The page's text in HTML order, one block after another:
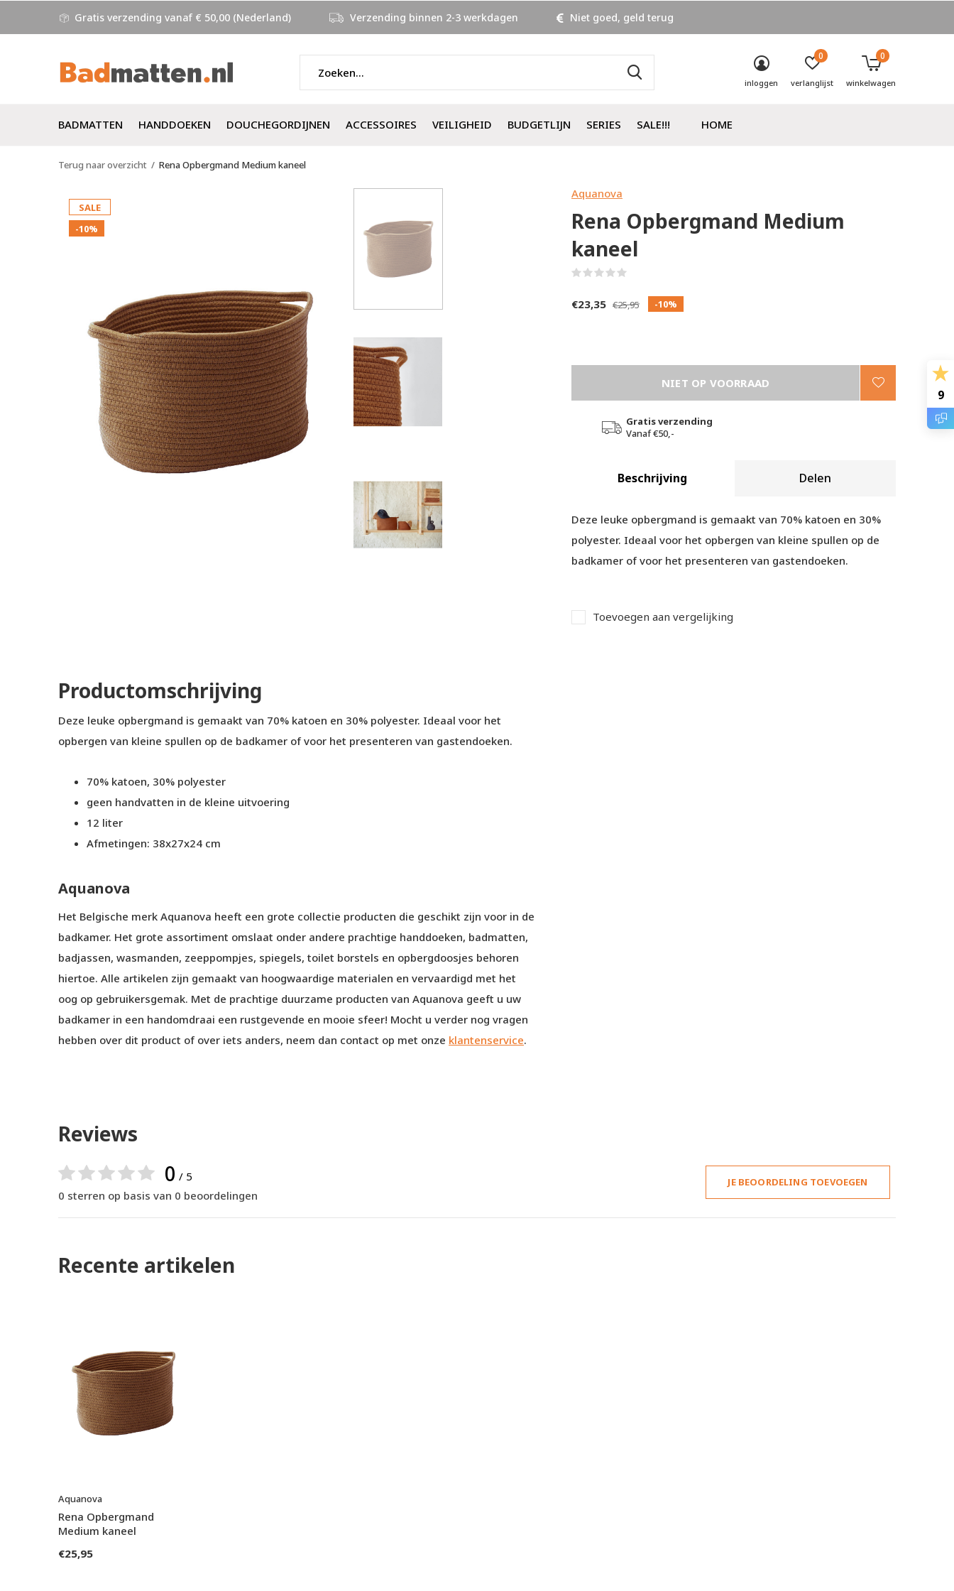
BADMATTEN HANDDOEKEN DOUCHEGORDIJNEN ACCESSOIRES VEILIGHEID BUDGETLIJN SERIES SALE!!! HOME
inloggen verlanglijst
0
winkelwagen
0
Gratis verzending vanaf € 50,00 (Nederland) Verzending binnen 2-3 werkdagen Niet goed, geld terug
Terug naar overzicht Rena Opbergmand Medium kaneel
SALE
-10%
Aquanova
Rena Opbergmand Medium
kaneel
€23,35 €25,95 -10%
NIET OP VOORRAAD
Gratis verzending
Vanaf €50,-
Beschrijving Delen
Deze leuke opbergmand is gemaakt van 70% katoen en 30%
polyester. Ideaal voor het opbergen van kleine spullen op de
badkamer of voor het presenteren van gastendoeken.
Toevoegen aan vergelijking
Productomschrijving
Deze leuke opbergmand is gemaakt van 70% katoen en 30% polyester. Ideaal voor het
opbergen van kleine spullen op de badkamer of voor het presenteren van gastendoeken.
70% katoen, 30% polyester
geen handvatten in de kleine uitvoering
12 liter
Afmetingen: 38x27x24 cm
Aquanova
Het Belgische merk Aquanova heeft een grote collectie producten die geschikt zijn voor in de
badkamer. Het grote assortiment omslaat onder andere prachtige handdoeken, badmatten,
badjassen, wasmanden, zeeppompjes, spiegels, toilet borstels en opbergdoosjes behoren
hiertoe. Alle artikelen zijn gemaakt van hoogwaardige materialen en vervaardigd met het
oog op gebruikersgemak. Met de prachtige duurzame producten van Aquanova geeft u uw
badkamer in een handomdraai een rustgevende en mooie sfeer! Mocht u verder nog vragen
hebben over dit product of over iets anders, neem dan contact op met onze klantenservice.
Reviews
0 / 5
0 sterren op basis van 0 beoordelingen
JE BEOORDELING TOEVOEGEN
Recente artikelen
Aquanova
Rena Opbergmand
Medium kaneel
€25,95
9